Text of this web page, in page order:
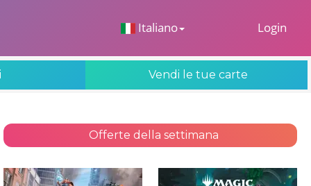
Italiano Login
Vendi le tue carte
Offerte della settimana